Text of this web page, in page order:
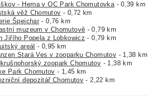
- Herna v OC Park Chomutovka- 0,39 km
věž Chomutov - 0,72 km
Špejchar - 0,76 km
muzeum v Chomutově - 0,79 km
Jiřího Popela z Lobkowicz - 0,79 km
areál - 0,95 km
Stará Ves v zooparku Chomutov - 1,38 km
zoopark Chomutov - 1,38 km
Park Chomutov - 1,45 km
depozitář Chomutov - 2,22 km